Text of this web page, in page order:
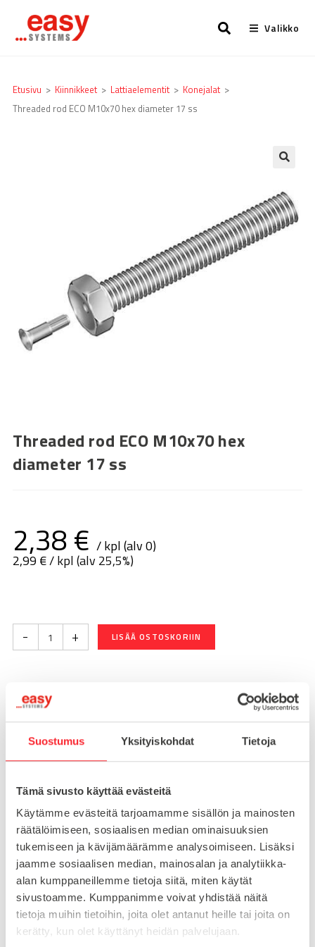
Suostumus Yksityiskohdat Tietoja
Tämä sivusto käyttää evästeitä
Käytämme evästeitä tarjoamamme sisällön ja mainosten
räätälöimiseen, sosiaalisen median ominaisuuksien
tukemiseen ja kävijämäärämme analysoimiseen. Lisäksi
jaamme sosiaalisen median, mainosalan ja analytiikka-
alan kumppaneillemme tietoja siitä, miten käytät
sivustoamme. Kumppanimme voivat yhdistää näitä
tietoja muihin tietoihin, joita olet antanut heille tai joita on
kerätty, kun olet käyttänyt heidän palvelujaan.
Valikko
Etusivu > Kiinnikkeet > Lattia­elementit > Konejalat >
Threaded rod ECO M10x70 hex diameter 17 ss
Threaded rod ECO M10x70 hex
diameter 17 ss
2,38€ / kpl (alv 0)
2,99 €/ kpl (alv 25,5%)
- + LISÄÄ OSTOSKORIIN
Toimitusaika 7-10 arkipäivää
Pikatoimitus mahdollinen, kysy myynnistämme.
Toimituskulut 25€ kun lähetyksen pituus alle 1900mm.
Tuotenumero098EM10070E
Osasto
Konejalat
MATERIAALI
ruostumaton teräs
MYYNTIERÄ
1